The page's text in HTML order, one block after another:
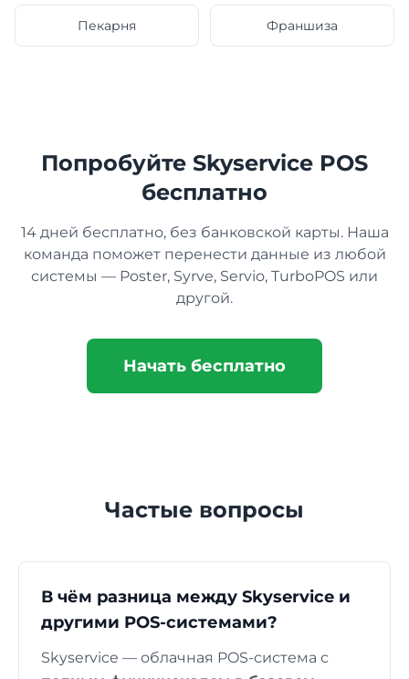
Пекарня Франшиза
Попробуйте Skyservice POS
бесплатно
14 дней бесплатно, без банковской карты. Наша
команда поможет перенести данные из любой
системы — Poster, Syrve, Servio, TurboPOS или
другой.
Начать бесплатно
Частые вопросы
В чём разница между Skyservice и
другими POS-системами?
Skyservice — облачная POS-система с